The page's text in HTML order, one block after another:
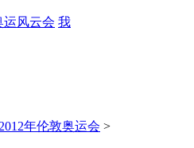
运风云会 我
2012年伦敦奥运会 >